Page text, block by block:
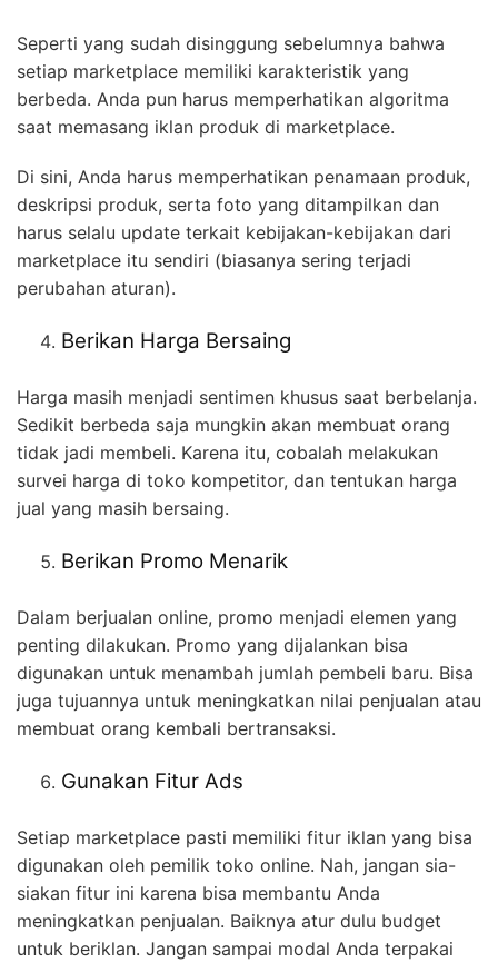
Seperti yang sudah disinggung sebelumnya bahwa
setiap marketplace memiliki karakteristik yang
berbeda. Anda pun harus memperhatikan algoritma
saat memasang iklan produk di marketplace.
Di sini, Anda harus memperhatikan penamaan produk,
deskripsi produk, serta foto yang ditampilkan dan
harus selalu update terkait kebijakan-kebijakan dari
marketplace itu sendiri (biasanya sering terjadi
perubahan aturan).
Berikan Harga Bersaing
Harga masih menjadi sentimen khusus saat berbelanja.
Sedikit berbeda saja mungkin akan membuat orang
tidak jadi membeli. Karena itu, cobalah melakukan
survei harga di toko kompetitor, dan tentukan harga
jual yang masih bersaing.
Berikan Promo Menarik
Dalam berjualan online, promo menjadi elemen yang
penting dilakukan. Promo yang dijalankan bisa
digunakan untuk menambah jumlah pembeli baru. Bisa
juga tujuannya untuk meningkatkan nilai penjualan atau
membuat orang kembali bertransaksi.
Gunakan Fitur Ads
Setiap marketplace pasti memiliki fitur iklan yang bisa
digunakan oleh pemilik toko online. Nah, jangan sia-
siakan fitur ini karena bisa membantu Anda
meningkatkan penjualan. Baiknya atur dulu budget
untuk beriklan. Jangan sampai modal Anda terpakai